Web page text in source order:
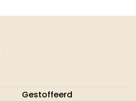
Gestoffeerd